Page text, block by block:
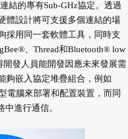
結的專有Sub-GHz協定。透過
體設計將可支援多個連結的場
採用同一套軟體工具，同時支
、Thread和Bluetooth® low
開發人員能開發因應未來發展需
夠嵌入協定堆疊組合，例如
電腦來部署和配置裝置，而同
中進行通信。